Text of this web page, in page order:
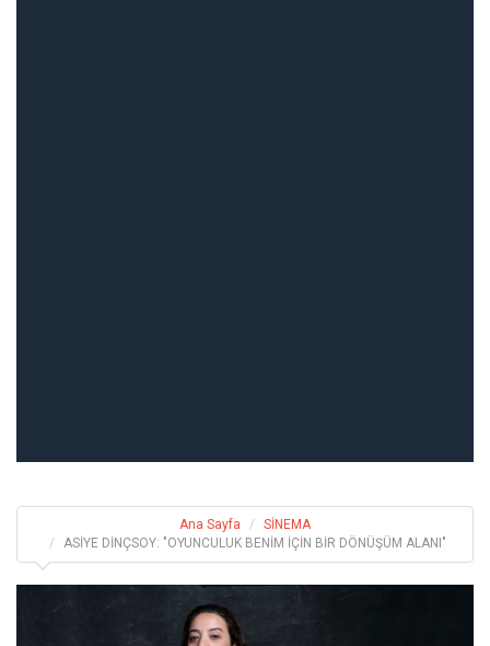
Ana Sayfa
SİNEMA
ASİYE DİNÇSOY: "OYUNCULUK BENİM İÇİN BİR DÖNÜŞÜM ALANI"